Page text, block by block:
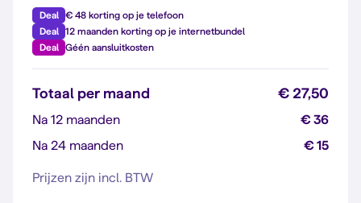
Deal
€ 48 korting op je telefoon
Deal
12 maanden korting op je internetbundel
Deal
Géén aansluitkosten
Totaal per maand € 27,50
Na 12 maanden
€ 36
Na 24 maanden
€ 15
Prijzen zijn incl. BTW